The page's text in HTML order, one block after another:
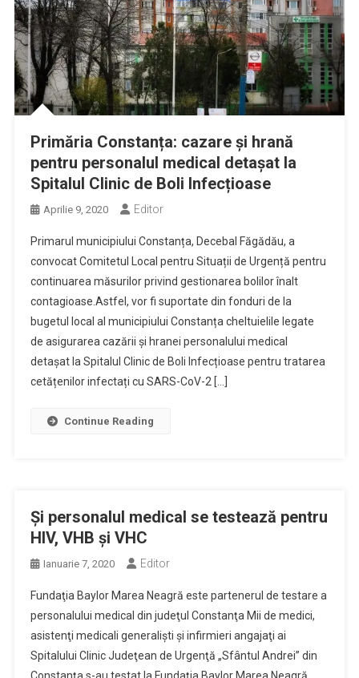
Primăria Constanța: cazare și hrană
pentru personalul medical detașat la
Spitalul Clinic de Boli Infecțioase
Aprilie 9, 2020 Editor
Primarul municipiului Constanța, Decebal Făgădău, a
convocat Comitetul Local pentru Situații de Urgență pentru
continuarea măsurilor privind gestionarea bolilor înalt
contagioase.Astfel, vor fi suportate din fonduri de la
bugetul local al municipiului Constanța cheltuielile legate
de asigurarea cazării și hranei personalului medical
detașat la Spitalul Clinic de Boli Infecțioase pentru tratarea
cetățenilor infectați cu SARS-CoV-2 […]
Continue Reading
Şi personalul medical se testează pentru
HIV, VHB şi VHC
Ianuarie 7, 2020 Editor
Fundaţia Baylor Marea Neagră este partenerul de testare a
personalului medical din judeţul Constanţa Mii de medici,
asistenţi medicali generalişti şi infirmieri angajaţi ai
Spitalului Clinic Judeţean de Urgenţă „Sfântul Andrei” din